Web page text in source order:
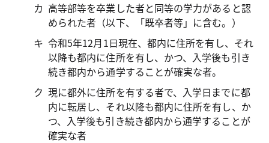
高等部等を卒業した者と同等の学力があると認
められた者（以下、「既卒者等」に含む。）
令和5年12月1日現在、都内に住所を有し、それ
以降も都内に住所を有し、かつ、入学後も引き
続き都内から通学することが確実な者。
現に都外に住所を有する者で、入学日までに都
内に転居し、それ以降も都内に住所を有し、か
つ、入学後も引き続き都内から通学することが
確実な者